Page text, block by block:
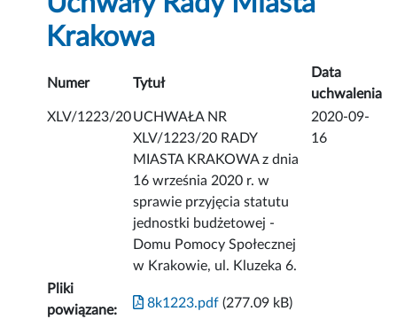
Krakowa
Numer Tytuł
Data
uchwalenia
XLV/1223/20UCHWAŁA NR
XLV/1223/20 RADY
MIASTA KRAKOWA z dnia
16 września 2020 r. w
sprawie przyjęcia statutu
jednostki budżetowej -
Domu Pomocy Społecznej
w Krakowie, ul. Kluzeka 6.
2020-09-
16
Pliki
powiązane:
8k1223.pdf (277.09 kB)